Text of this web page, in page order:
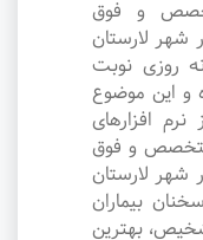
و فوق
شهر لارستان
روزی نوبت
و این موضوع
افزارهای
و فوق
شهر لارستان
بیماران
بهترین